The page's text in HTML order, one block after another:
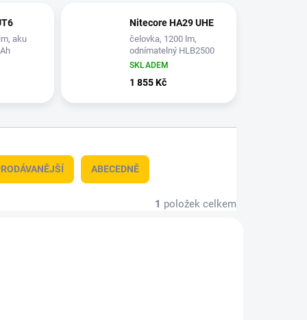
aku
Nitecore HA29 UHE
čelovka, 1200 lm,
odnímatelný HLB2500
aku, černá
SKLADEM
1 855 Kč
ABECEDNĚ
1 položek celkem